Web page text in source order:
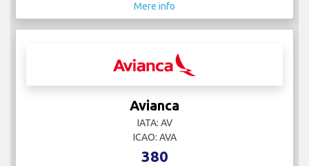
Mere info
Avianca
IATA: AV
ICAO: AVA
380